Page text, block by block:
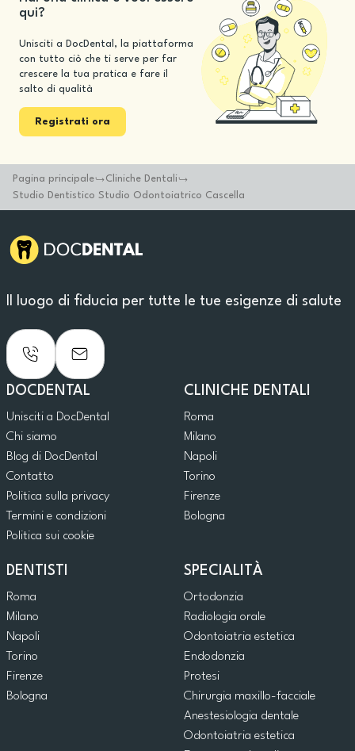
qui?
Unisciti a DocDental, la piattaforma
con tutto ciò che ti serve per far
crescere la tua pratica e fare il
salto di qualità
Registrati ora
Pagina principale
Cliniche Dentali
Studio Dentistico Studio Odontoiatrico Cascella
Il luogo di fiducia per tutte le tue esigenze di salute
DOCDENTAL
Unisciti a DocDental
Chi siamo
Blog di DocDental
Contatto
Politica sulla privacy
Termini e condizioni
Politica sui cookie
CLINICHE DENTALI
Roma
Milano
Napoli
Torino
Firenze
Bologna
DENTISTI
Roma
Milano
Napoli
Torino
Firenze
Bologna
SPECIALITÀ
Ortodonzia
Radiologia orale
Odontoiatria estetica
Endodonzia
Protesi
Chirurgia maxillo-facciale
Anestesiologia dentale
Odontoiatria estetica